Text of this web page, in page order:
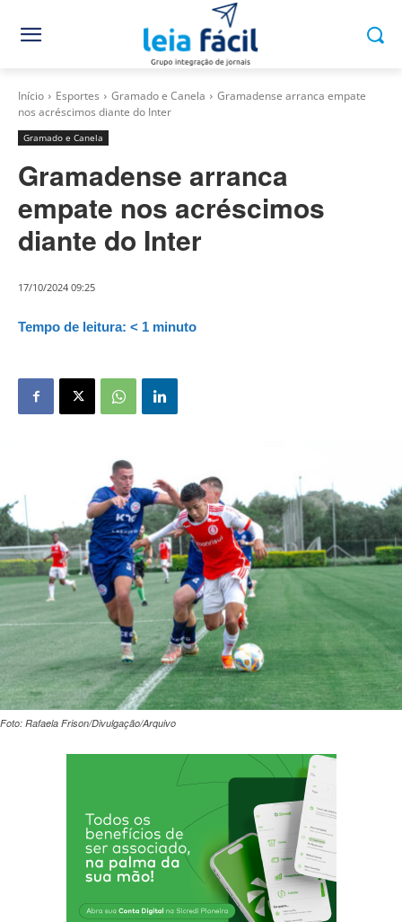
Início Esportes Gramado e Canela
Gramadense arranca empate
nos acréscimos diante do Inter
Gramado e Canela
Gramadense arranca
empate nos acréscimos
diante do Inter
17/10/2024 09:25
Tempo de leitura: < 1 minuto
Foto: Rafaela Frison/Divulgação/Arquivo